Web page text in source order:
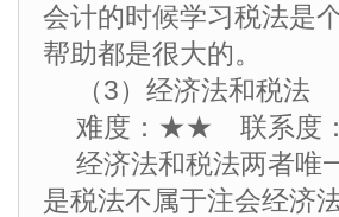
会计的时候学习税法是
帮助都是很大的。
（3）经济法和税法
难度：★★ 联系
经济法和税法两者唯
是税法不属于注会经济